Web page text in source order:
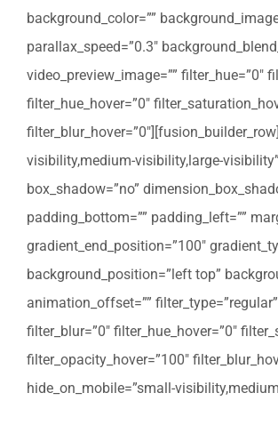
background_color=””
parallax_speed=”0.3″
video_preview_image=”” filter_hue=”0″
filter_hue_hover=”0″
visibility,medium-visibility,large-visibility”
box_shadow=”no”
padding_bottom=”” padding_left=””
gradient_end_position=”100″
background_position=”left top”
animation_offset=””
filter_blur=”0″ filter_hue_hover=”0″
filter_opacity_hover=”100″
hide_on_mobile=”small-